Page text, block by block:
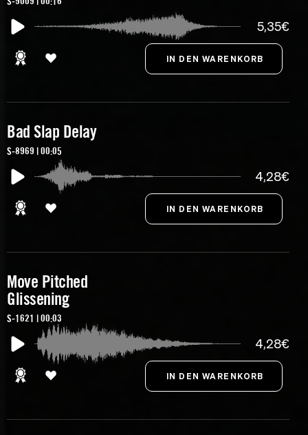
5,35€
Bad Slap Delay
S-8969 | 00:05
4,28€
Move Pitched
Glissening
S-1621 | 00:03
4,28€